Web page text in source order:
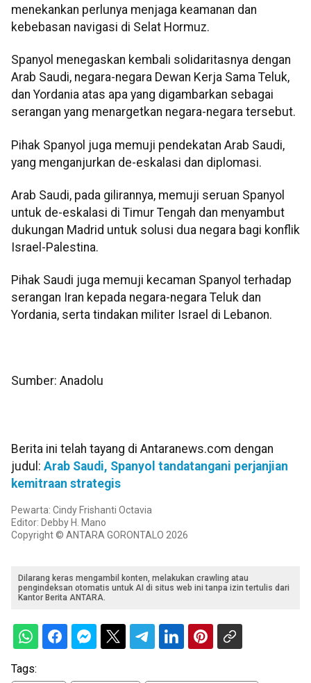
menekankan perlunya menjaga keamanan dan
kebebasan navigasi di Selat Hormuz.
Spanyol menegaskan kembali solidaritasnya dengan
Arab Saudi, negara-negara Dewan Kerja Sama Teluk,
dan Yordania atas apa yang digambarkan sebagai
serangan yang menargetkan negara-negara tersebut.
Pihak Spanyol juga memuji pendekatan Arab Saudi,
yang menganjurkan de-eskalasi dan diplomasi.
Arab Saudi, pada gilirannya, memuji seruan Spanyol
untuk de-eskalasi di Timur Tengah dan menyambut
dukungan Madrid untuk solusi dua negara bagi konflik
Israel-Palestina.
Pihak Saudi juga memuji kecaman Spanyol terhadap
serangan Iran kepada negara-negara Teluk dan
Yordania, serta tindakan militer Israel di Lebanon.
Sumber: Anadolu
Berita ini telah tayang di Antaranews.com dengan
judul: Arab Saudi, Spanyol tandatangani perjanjian
kemitraan strategis
Pewarta: Cindy Frishanti Octavia
Editor: Debby H. Mano
Copyright © ANTARA GORONTALO 2026
Dilarang keras mengambil konten, melakukan crawling atau
pengindeksan otomatis untuk AI di situs web ini tanpa izin tertulis dari
Kantor Berita ANTARA.
Tags: